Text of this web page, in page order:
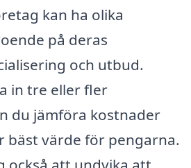
kan ha olika
på deras
och utbud.
in tre eller fler
du jämföra kostnader
bäst värde för pengarna.